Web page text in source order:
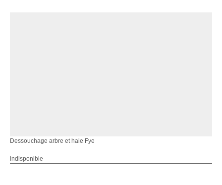
Dessouchage arbre et haie Fye
indisponible